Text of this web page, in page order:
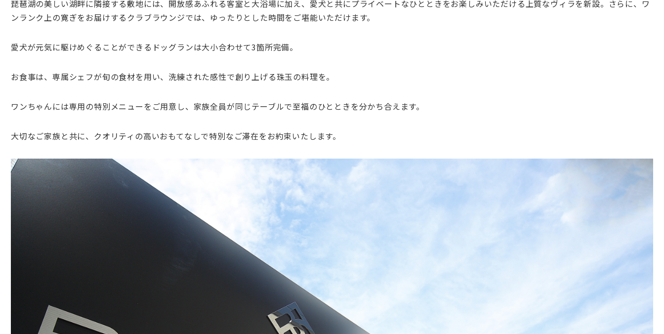
琵琶湖の美しい湖畔に隣接する敷地には、開放感あふれる客室と大浴場に加え、愛犬と共にプライベートなひとときをお楽しみいただける上質なヴィラを新設。さらに、ワ
ンランク上の寛ぎをお届けするクラブラウンジでは、ゆったりとした時間をご堪能いただけます。
愛犬が元気に駆けめぐることができるドッグランは大小合わせて3箇所完備。
お食事は、専属シェフが旬の食材を用い、洗練された感性で創り上げる珠玉の料理を。
ワンちゃんには専用の特別メニューをご用意し、家族全員が同じテーブルで至福のひとときを分かち合えます。
大切なご家族と共に、クオリティの高いおもてなしで特別なご滞在をお約束いたします。